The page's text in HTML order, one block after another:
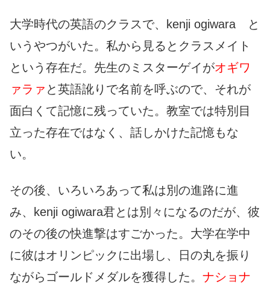
大学時代の英語のクラスで、kenji ogiwara と
いうやつがいた。私から見るとクラスメイト
という存在だ。先生のミスターゲイがオギワ
ァラァ と英語訛りで名前を呼ぶので、それが
面白くて記憶に残っていた。教室では特別目
立った存在ではなく、話しかけた記憶もな
い。
その後、いろいろあって私は別の進路に進
み、kenji ogiwara君とは別々になるのだが、彼
のその後の快進撃はすごかった。大学在学中
に彼はオリンピックに出場し、日の丸を振り
ながらゴールドメダルを獲得した。 ナショナ